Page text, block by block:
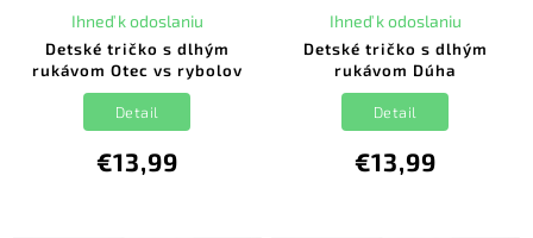
Detské tričko s dlhým
rukávom Otec vs rybolov
Ihneď k odoslaniu
€13,99
Detail
Detské tričko s dlhým
rukávom Dúha
Ihneď k odoslaniu
€13,99
Detail